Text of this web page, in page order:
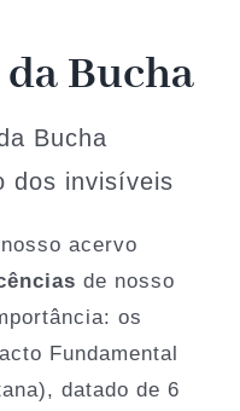
Bucha
Bucha
dos invisíveis
acervo
de nosso
os
Fundamental
datado de 6